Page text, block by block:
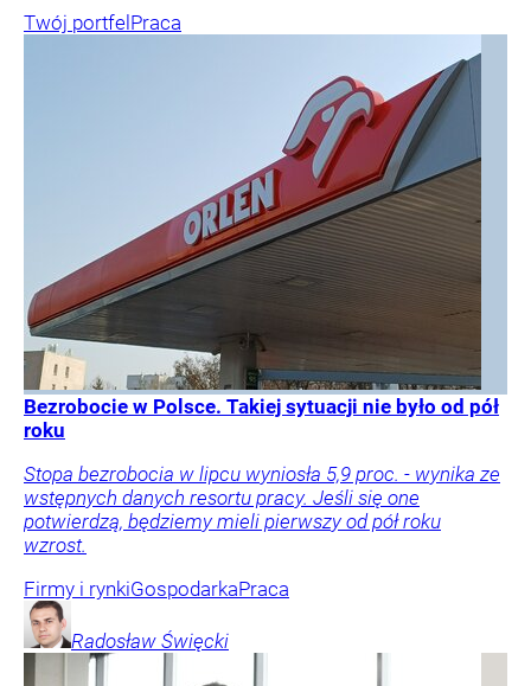
Twój portfel Praca
Bezrobocie w Polsce. Takiej sytuacji nie było od pół
roku
Stopa bezrobocia w lipcu wyniosła 5,9 proc. - wynika ze
wstępnych danych resortu pracy. Jeśli się one
potwierdzą, będziemy mieli pierwszy od pół roku
wzrost.
Firmy i rynkiGospodarkaPraca
Radosław Święcki